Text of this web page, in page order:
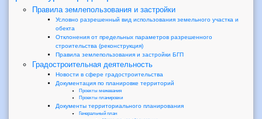
Правила землепользования и застройки
Условно разрешенный вид использования земельного участка и
обекта
Отклонения от предельных параметров разрешенного
строительства (реконструкция)
Правила землепользования и застройки БГП
Градостроительная деятельность
Новости в сфере градостроительства
Документация по планировке территорий
Проекты межевания
Проекты планировки
Документы территориального планирования
Генеральный план